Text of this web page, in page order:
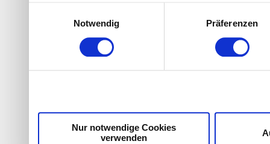
Partner führen diese
weiteren Daten
Cookies, wenn Sie
Notwendig
Präferenzen
Nur notwendige Cookies
verwenden